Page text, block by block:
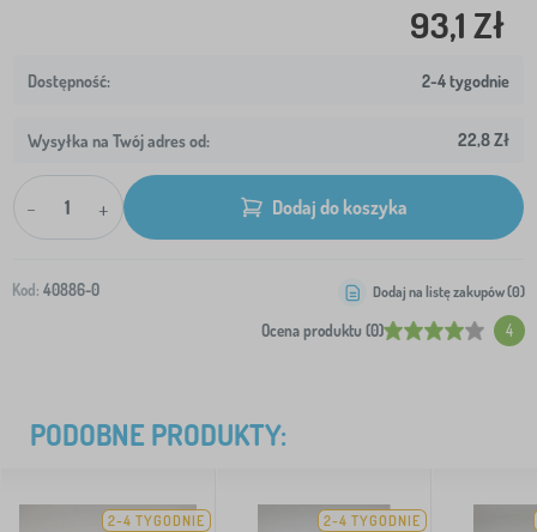
93,1 Zł
2-4 tygodnie
Wysyłka na Twój adres od: 22,8 Zł
- + Dodaj do koszyka
Kod: 40886-0
Ocena produktu (0) 4
Dodaj na listę zakupów (0)
PODOBNE PRODUKTY:
2-4 TYGODNIE 2-4 TYGODNIE